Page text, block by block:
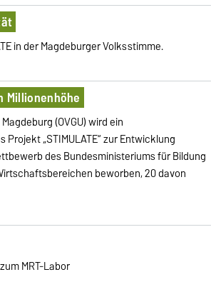
in der Magdeburger Volksstimme.
(OVGU) wird ein
„STIMULATE“ zur Entwicklung
des Bundesministeriums für Bildung
beworben, 20 davon
MRT-Labor